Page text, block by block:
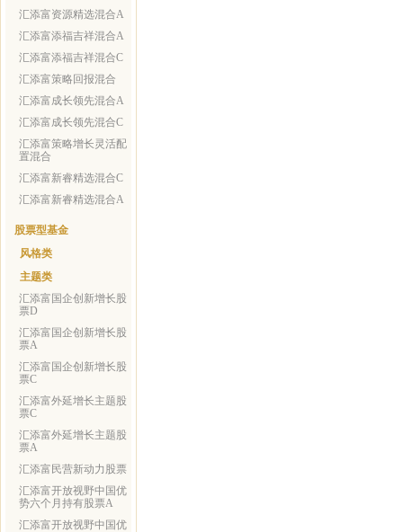
汇添富资源精选混合A
汇添富添福吉祥混合A
汇添富添福吉祥混合C
汇添富策略回报混合
汇添富成长领先混合A
汇添富成长领先混合C
汇添富策略增长灵活配
置混合
汇添富新睿精选混合C
汇添富新睿精选混合A
股票型基金
风格类
主题类
汇添富国企创新增长股
票D
汇添富国企创新增长股
票A
汇添富国企创新增长股
票C
汇添富外延增长主题股
票C
汇添富外延增长主题股
票A
汇添富民营新动力股票
汇添富开放视野中国优
势六个月持有股票A
汇添富开放视野中国优